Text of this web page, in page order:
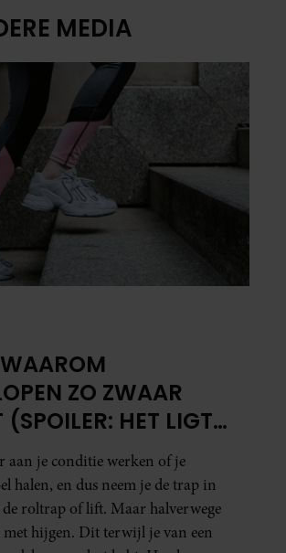
MEDIA
ZO ZWAAR
(SPOILER: HET LIGT
JE CONDITIE)
aan je conditie werken of je
halen, en dus neem je de trap in
de roltrap of lift. Maar halverwege
met hijgen. Dit terwijl je van een